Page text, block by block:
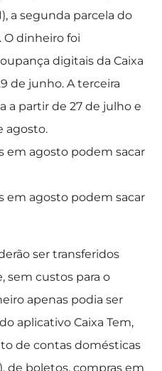
a segunda parcela do
O dinheiro foi
digitais da Caixa
de junho. A terceira
a partir de 27 de julho e
agosto.
ser transferidos
sem custos para o
apenas podia ser
aplicativo Caixa Tem,
de contas domésticas
de boletos, compras em